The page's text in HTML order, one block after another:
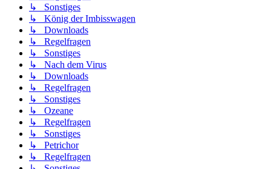
↳ Sonstiges
↳ König der Imbisswagen
↳ Downloads
↳ Regelfragen
↳ Sonstiges
↳ Nach dem Virus
↳ Downloads
↳ Regelfragen
↳ Sonstiges
↳ Ozeane
↳ Regelfragen
↳ Sonstiges
↳ Petrichor
↳ Regelfragen